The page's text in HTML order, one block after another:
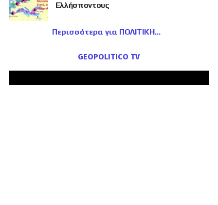
Ελλήσποντους
Περισσότερα για ΠΟΛΙΤΙΚΗ
GEOPOLITICO TV